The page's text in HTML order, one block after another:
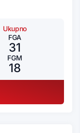
Ukupno
FGA
31
FGM
18